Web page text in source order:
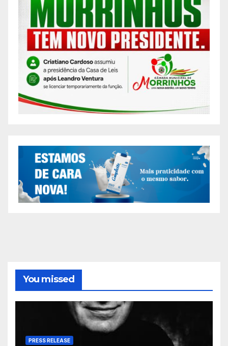
You missed
PRESS RELEASE